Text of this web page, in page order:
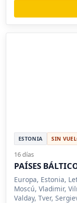
ESTONIA SIN
16 días
PAÍSES
Europa, Estonia,
Moscú, Vladimir,
Valday, Tver,